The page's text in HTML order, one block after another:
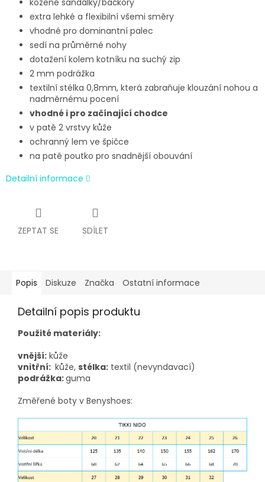
kožené sandálky/bačkory
extra lehké a flexibilní všemi směry
vhodné pro dominantní palec
sedí na průměrné nohy
dotažení kolem kotníku na suchý zip
2 mm podrážka
textilní stélka 0,8mm, která zabraňuje klouzání nohou a
nadměrnému pocení
vhodné i pro začínající chodce
v patě 2 vrstvy kůže
ochranný lem ve špičce
na patě poutko pro snadnější obouvání
Detailní informace
ZEPTAT SE SDÍLET
Popis Diskuze Značka Ostatní informace
Detailní popis produktu
Použité materiály:
vnější: kůže
vnitřní: kůže, stélka: textil (nevyndavací)
podrážka:guma
Změřené boty v Benyshoes: